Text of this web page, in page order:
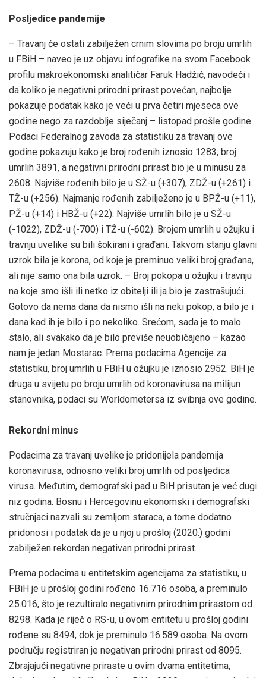
Posljedice pandemije
– Travanj će ostati zabilježen crnim slovima po broju umrlih
u FBiH – naveo je uz objavu infografike na svom Facebook
profilu makroekonomski analitičar Faruk Hadžić, navodeći i
da koliko je negativni prirodni prirast povećan, najbolje
pokazuje podatak kako je veći u prva četiri mjeseca ove
godine nego za razdoblje siječanj – listopad prošle godine.
Podaci Federalnog zavoda za statistiku za travanj ove
godine pokazuju kako je broj rođenih iznosio 1283, broj
umrlih 3891, a negativni prirodni prirast bio je u minusu za
2608. Najviše rođenih bilo je u SŽ-u (+307), ZDŽ-u (+261) i
TŽ-u (+256). Najmanje rođenih zabilježeno je u BPŽ-u (+11),
PŽ-u (+14) i HBŽ-u (+22). Najviše umrlih bilo je u SŽ-u
(-1022), ZDŽ-u (-700) i TŽ-u (-602). Brojem umrlih u ožujku i
travnju uvelike su bili šokirani i građani. Takvom stanju glavni
uzrok bila je korona, od koje je preminuo veliki broj građana,
ali nije samo ona bila uzrok. – Broj pokopa u ožujku i travnju
na koje smo išli ili netko iz obitelji ili ja bio je zastrašujući.
Gotovo da nema dana da nismo išli na neki pokop, a bilo je i
dana kad ih je bilo i po nekoliko. Srećom, sada je to malo
stalo, ali svakako da je bilo previše neuobičajeno – kazao
nam je jedan Mostarac. Prema podacima Agencije za
statistiku, broj umrlih u FBiH u ožujku je iznosio 2952. BiH je
druga u svijetu po broju umrlih od koronavirusa na milijun
stanovnika, podaci su Worldometersa iz svibnja ove godine.
Rekordni minus
Podacima za travanj uvelike je pridonijela pandemija
koronavirusa, odnosno veliki broj umrlih od posljedica
virusa. Međutim, demografski pad u BiH prisutan je već dugi
niz godina. Bosnu i Hercegovinu ekonomski i demografski
stručnjaci nazvali su zemljom staraca, a tome dodatno
pridonosi i podatak da je u njoj u prošloj (2020.) godini
zabilježen rekordan negativan prirodni prirast.
Prema podacima u entitetskim agencijama za statistiku, u
FBiH je u prošloj godini rođeno 16.716 osoba, a preminulo
25.016, što je rezultiralo negativnim prirodnim prirastom od
8298. Kada je riječ o RS-u, u ovom entitetu u prošloj godini
rođene su 8494, dok je preminulo 16.589 osoba. Na ovom
području registriran je negativan prirodni prirast od 8095.
Zbrajajući negativne priraste u ovim dvama entitetima,